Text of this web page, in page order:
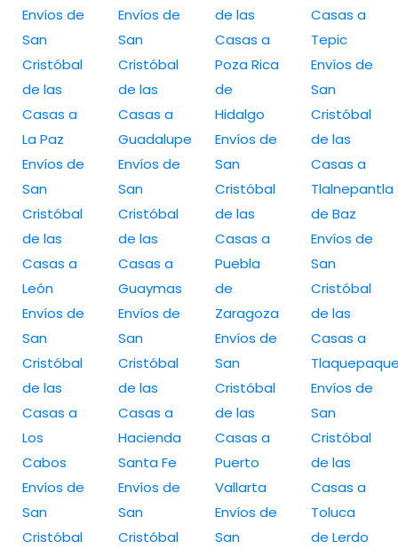
Envíos de
San
Cristóbal
de las
Casas a
La Paz
Envíos de
San
Cristóbal
de las
Casas a
León
Envíos de
San
Cristóbal
de las
Casas a
Los
Cabos
Envíos de
San
Cristóbal
Envíos de
San
Cristóbal
de las
Casas a
Guadalupe
Envíos de
San
Cristóbal
de las
Casas a
Guaymas
Envíos de
San
Cristóbal
de las
Casas a
Hacienda
Santa Fe
Envíos de
San
Cristóbal
de las
Casas a
Poza Rica
de
Hidalgo
Envíos de
San
Cristóbal
de las
Casas a
Puebla
de
Zaragoza
Envíos de
San
Cristóbal
de las
Casas a
Puerto
Vallarta
Envíos de
San
Casas a
Tepic
Envíos de
San
Cristóbal
de las
Casas a
Tlalnepantla
de Baz
Envíos de
San
Cristóbal
de las
Casas a
Envíos de
San
Cristóbal
de las
Casas a
Toluca
de Lerdo